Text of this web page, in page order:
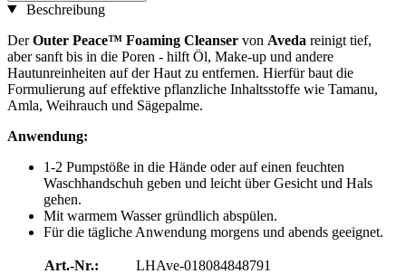
Beschreibung
DerOuter Peace™ Foaming Cleanser von Aveda reinigt tief,
aber sanft bis in die Poren - hilft Öl, Make-up und andere
Hautunreinheiten auf der Haut zu entfernen. Hierfür baut die
Formulierung auf effektive pflanzliche Inhaltsstoffe wie Tamanu,
Amla, Weihrauch und Sägepalme.
Anwendung:
1-2 Pumpstöße in die Hände oder auf einen feuchten
Waschhandschuh geben und leicht über Gesicht und Hals
gehen.
Mit warmem Wasser gründlich abspülen.
Für die tägliche Anwendung morgens und abends geeignet.
Art.-Nr.:
LHAve-018084848791